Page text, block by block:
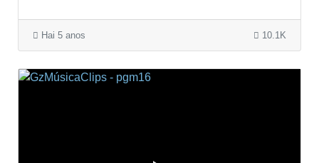
Hai 5 anos 10.1K